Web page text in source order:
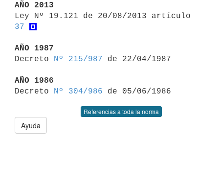
AÑO 2013
37
AÑO 1987
Decreto
Nº 215/987 de 22/04/1987
AÑO 1986
Decreto
Nº 304/986
Referencias a toda la norma
Ayuda